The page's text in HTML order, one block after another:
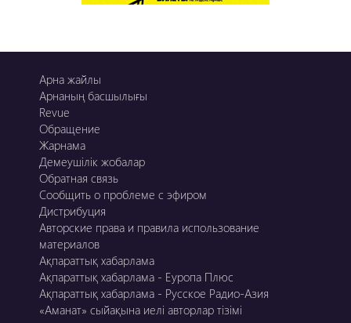
Арна жайлы
Арнаның басшылығы
Revue
Обращение
Жарнама
Демеушілік жобалар
Обратная связь
Сообщить о проблеме с эфиром
Дистрибуция
Авторские права и правила использование
материалов
Ақпараттық хабарлама
Ақпараттық хабарлама - Еуропа Плюс
Ақпараттық хабарлама - Русское Радио-Азия
«Аманат» сыйақына иелі авторлар тізімі